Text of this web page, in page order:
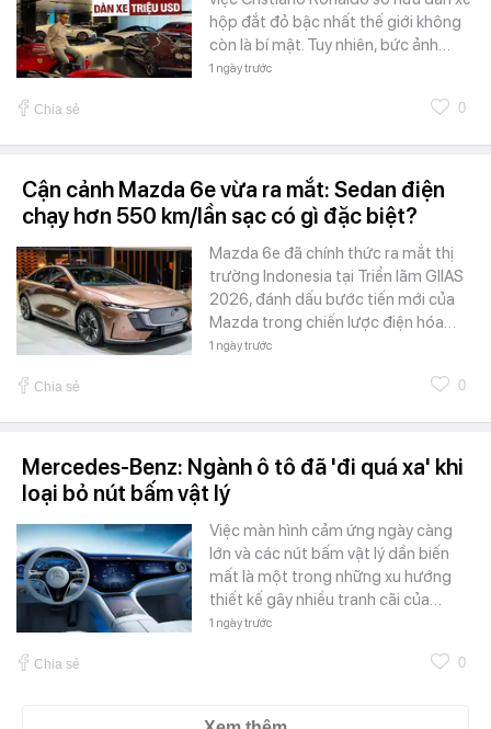
hộp đắt đỏ bậc nhất thế giới không
còn là bí mật. Tuy nhiên, bức ảnh…
1 ngày trước
Chia sẻ 0
Cận cảnh Mazda 6e vừa ra mắt: Sedan điện
chạy hơn 550 km/lần sạc có gì đặc biệt?
Mazda 6e đã chính thức ra mắt thị
trường Indonesia tại Triển lãm GIIAS
2026, đánh dấu bước tiến mới của
Mazda trong chiến lược điện hóa…
1 ngày trước
Chia sẻ 0
Mercedes-Benz: Ngành ô tô đã 'đi quá xa' khi
loại bỏ nút bấm vật lý
Việc màn hình cảm ứng ngày càng
lớn và các nút bấm vật lý dần biến
mất là một trong những xu hướng
thiết kế gây nhiều tranh cãi của…
1 ngày trước
Chia sẻ 0